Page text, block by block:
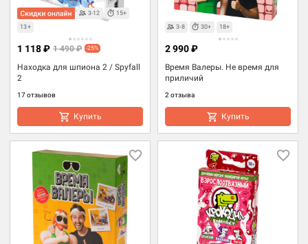
3-12
15+
13+
Находка для шпиона 2 / Spyfall
2
17 отзывов
1 118 ₽ 1 490 ₽ -25%
Купить
3-8 30+ 18+
Время Валеры. Не время для
приличий
2 отзыва
2 990 ₽
Купить